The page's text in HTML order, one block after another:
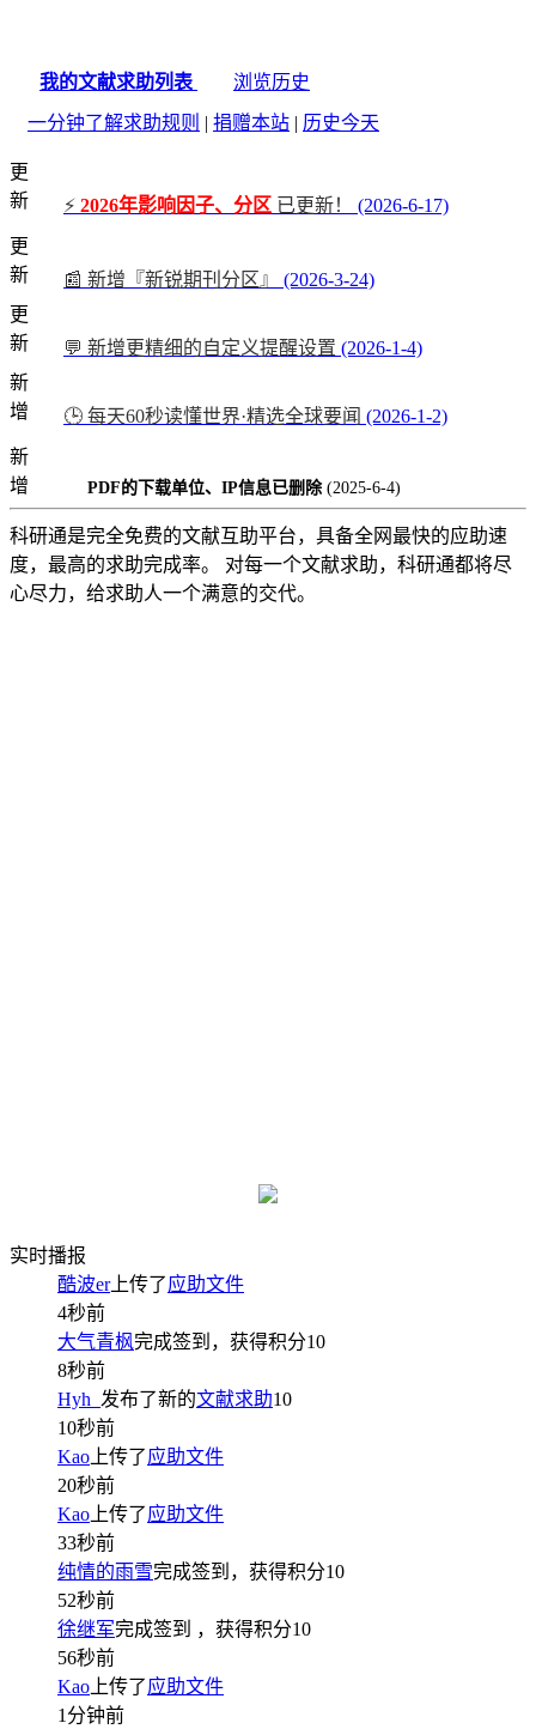
我的文献求助列表
浏览历史
一分钟了解求助规则 | 捐赠本站 | 历史今天
更
新
⚡ 2026年影响因子、分区 已更新！
(2026-6-17)
更
新
📰 新增『新锐期刊分区』
(2026-3-24)
更
新
💬 新增更精细的自定义提醒设置 (2026-1-4)
新
增
🕒 每天60秒读懂世界·精选全球要闻 (2026-1-2)
新
增
PDF的下载单位、IP信息已删除 (2025-6-4)
科研通是完全免费的文献互助平台，具备全网最快的应助速
度，最高的求助完成率。 对每一个文献求助，科研通都将尽
心尽力，给求助人一个满意的交代。
实时播报
酷波er上传了应助文件
4秒前
大气青枫完成签到，获得积分10
8秒前
Hyh_ 发布了新的文献求助10
10秒前
Kao 上传了应助文件
20秒前
Kao 上传了应助文件
33秒前
纯情的雨雪完成签到，获得积分10
52秒前
徐继军完成签到 ，获得积分10
56秒前
Kao 上传了应助文件
1分钟前